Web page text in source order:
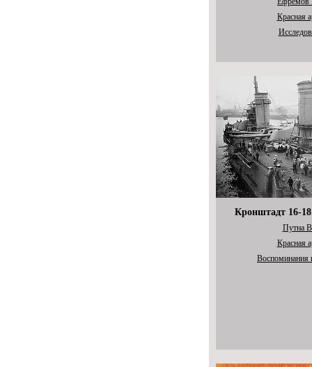
Красная
Кронштадт 16-18
Путна
Красная
Воспоминания